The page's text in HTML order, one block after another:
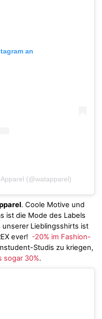
an
(@watapparel)
. Coole Motive und
ist die Mode des Labels
unserer Lieblingsshirts ist
ever! -20% im Fashion-
Studis zu kriegen,
sogar 30%.